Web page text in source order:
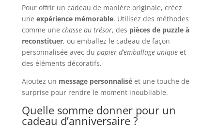
Pour offrir un cadeau de manière originale, créez
une expérience mémorable. Utilisez des méthodes
comme une chasse au trésor, des pièces de puzzle à
reconstituer, ou emballez le cadeau de façon
personnalisée avec du papier d’emballage uniqueet
des éléments décoratifs.
Ajoutez un message personnaliséet une touche de
surprise pour rendre le moment inoubliable.
Quelle somme donner pour un
cadeau d’anniversaire ?